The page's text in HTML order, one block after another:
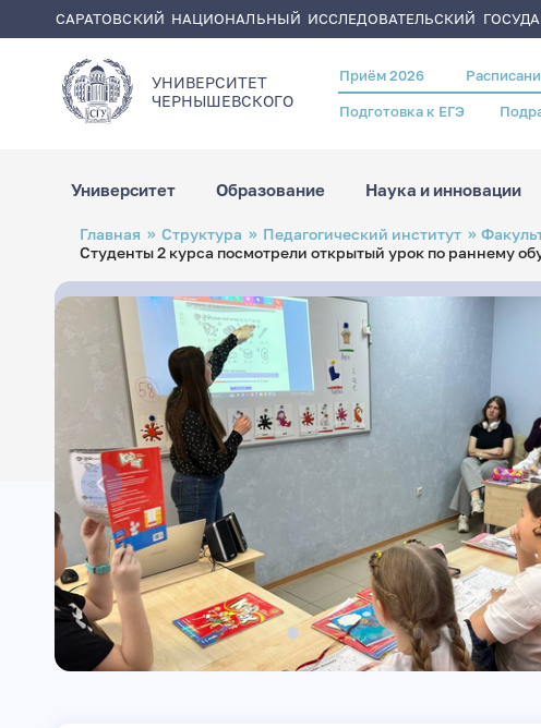
САРАТОВСКИЙ НАЦИОНАЛЬНЫЙ ИССЛЕДОВАТЕЛЬСКИЙ
УНИВЕРСИТЕТ
ЧЕРНЫШЕВСКОГO
Header
menu
Приём 2026
Подготовка к ЕГЭ
Университет Образование Наука и инновации
Строка
навигации
Главная Структура Педагогический институт
Студенты 2 курса посмотрели открытый урок по раннему